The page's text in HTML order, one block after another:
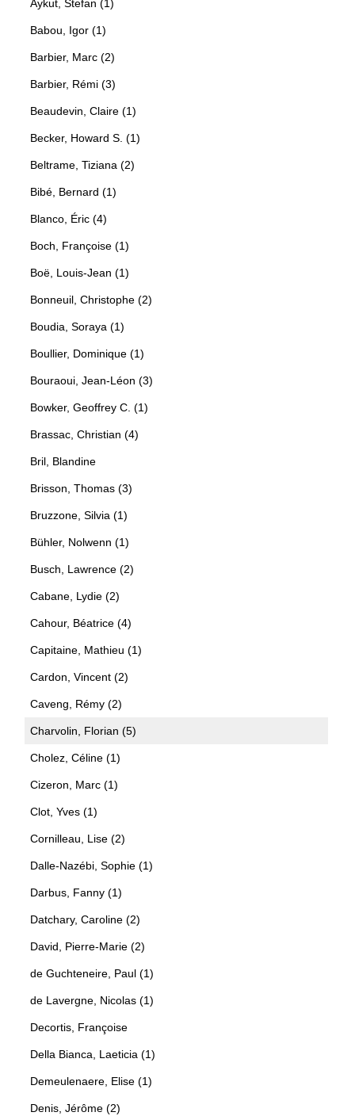
Aykut, Stefan (1)
Babou, Igor (1)
Barbier, Marc (2)
Barbier, Rémi (3)
Beaudevin, Claire (1)
Becker, Howard S. (1)
Beltrame, Tiziana (2)
Bibé, Bernard (1)
Blanco, Éric (4)
Boch, Françoise (1)
Boë, Louis-Jean (1)
Bonneuil, Christophe (2)
Boudia, Soraya (1)
Boullier, Dominique (1)
Bouraoui, Jean-Léon (3)
Bowker, Geoffrey C. (1)
Brassac, Christian (4)
Bril, Blandine
Brisson, Thomas (3)
Bruzzone, Silvia (1)
Bühler, Nolwenn (1)
Busch, Lawrence (2)
Cabane, Lydie (2)
Cahour, Béatrice (4)
Capitaine, Mathieu (1)
Cardon, Vincent (2)
Caveng, Rémy (2)
Charvolin, Florian (5)
Cholez, Céline (1)
Cizeron, Marc (1)
Clot, Yves (1)
Cornilleau, Lise (2)
Dalle-Nazébi, Sophie (1)
Darbus, Fanny (1)
Datchary, Caroline (2)
David, Pierre-Marie (2)
de Guchteneire, Paul (1)
de Lavergne, Nicolas (1)
Decortis, Françoise
Della Bianca, Laeticia (1)
Demeulenaere, Elise (1)
Denis, Jérôme (2)